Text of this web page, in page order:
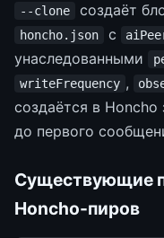
--clone создаёт
honcho.json с
унаследованными
writeFrequency ,
создаётся в
до первого
Существующие
Honcho-пиров